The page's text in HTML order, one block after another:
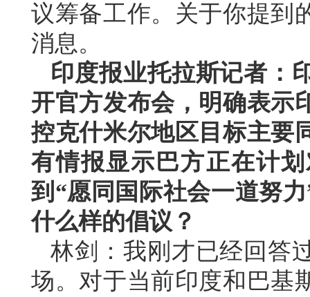
议筹备工作。关于你提到
消息。
印度报业托拉斯记者：
开官方发布会，明确表示
控克什米尔地区目标主要
有情报显示巴方正在计
到“愿同国际社会一道努
什么样的倡议？
林剑：我刚才已经回答
场。对于当前印度和巴基